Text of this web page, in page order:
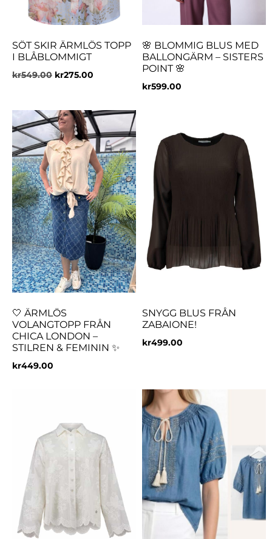
SÖT SKIR ÄRMLÖS TOPP
I BLÅBLOMMIGT
kr549.00 kr275.00
🌸 BLOMMIG BLUS MED
BALLONGÄRM – SISTERS
POINT 🌸
kr599.00
🤍 ÄRMLÖS
VOLANGTOPP FRÅN
CHICA LONDON –
STILREN & FEMININ ✨
kr449.00
SNYGG BLUS FRÅN
ZABAIONE!
kr499.00